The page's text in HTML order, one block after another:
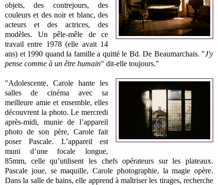
objets, des contrejours, des
couleurs et des noir et blanc, des
acteurs et des actrices, des
modèles. Un pêle-mêle de ce
travail entre 1978 (elle avait 14
ans) et 1990 quand la famille a quitté le Bd. De Beaumarchais. "J'y
pense comme à un être humain" dit-elle toujours."
"Adolescente, Carole hante les
salles de cinéma avec sa
meilleure amie et ensemble, elles
découvrent la photo. Le mercredi
après-midi, munie de l’appareil
photo de son père, Carole fait
poser Pascale. L’appareil est
muni d’une focale longue,
85mm, celle qu’utilisent les chefs opérateurs sur les plateaux.
Pascale joue, se maquille, Carole photographie, la magie opère.
Dans la salle de bains, elle apprend à maîtriser les tirages, recherche